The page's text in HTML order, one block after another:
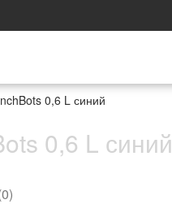
0,6 L синий
0,6 L синий